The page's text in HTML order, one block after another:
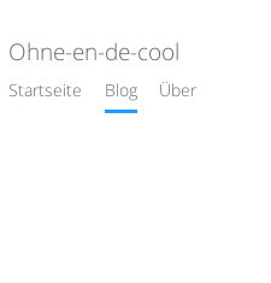
Ohne-en-de-cool
Startseite Blog Über